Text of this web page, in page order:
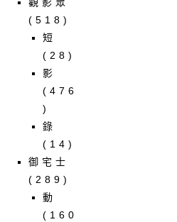
觀影眾
(518)
短
(28)
影
(476
)
錄
(14)
御宅士
(289)
動
(160